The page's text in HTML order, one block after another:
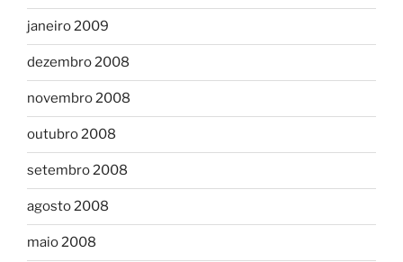
janeiro 2009
dezembro 2008
novembro 2008
outubro 2008
setembro 2008
agosto 2008
maio 2008